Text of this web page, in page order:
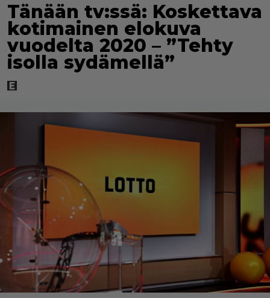
Tänään tv:ssä: Koskettava
kotimainen elokuva
vuodelta 2020 – ”Tehty
isolla sydämellä”